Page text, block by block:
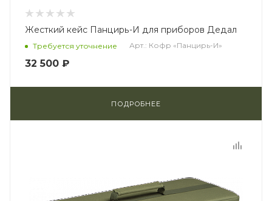
Жесткий кейс Панцирь-И для приборов Дедал
Требуется уточнение Арт.: Кофр «Панцирь-И»
32 500 ₽
ПОДРОБНЕЕ